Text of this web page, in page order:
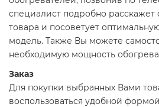
специалист подробно расскажет
товара и посоветует
модель. Также Вы можете
необходимую мощность
Заказ
Для покупки выбранных Вами
воспользоваться удобной